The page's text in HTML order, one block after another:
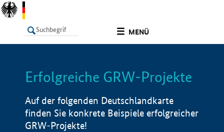
MENÜ
LISTE Info
Erfolgreiche GRW-Projekte
Auf der folgenden Deutschlandkarte
finden Sie konkrete Beispiele erfolgreicher
GRW-Projekte!